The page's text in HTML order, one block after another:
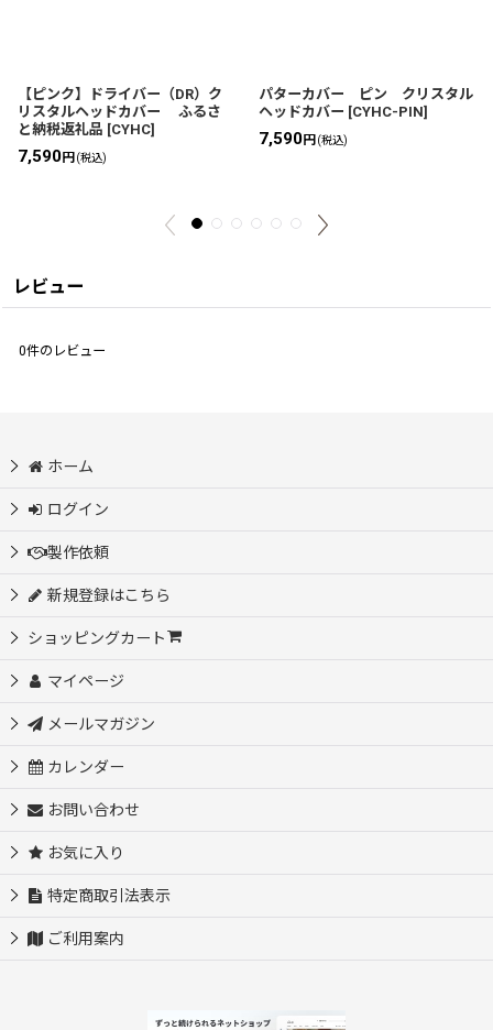
【ピンク】ドライバー（DR）ク
リスタルヘッドカバー ふるさ
と納税返礼品 [CYHC]
7,590円 (税込)
パターカバー ピン クリスタル
ヘッドカバー [CYHC-PIN]
7,590円 (税込)
レビュー
0件のレビュー
ホーム
ログイン
製作依頼
新規登録はこちら
ショッピングカート
マイページ
メールマガジン
カレンダー
お問い合わせ
お気に入り
特定商取引法表示
ご利用案内